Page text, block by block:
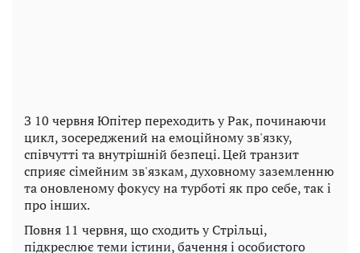
З 10 червня Юпітер переходить у Рак, починаючи
цикл, зосереджений на емоційному зв'язку,
співчутті та внутрішній безпеці. Цей транзит
сприяє сімейним зв'язкам, духовному заземленню
та оновленому фокусу на турботі як про себе, так і
про інших.
Повня 11 червня, що сходить у Стрільці,
підкреслює теми істини, бачення і особистого